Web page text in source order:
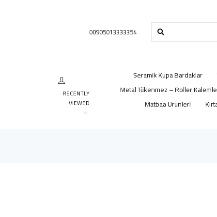
00905013333354
Seramik Kupa Bardaklar
Metal Tükenmez – Roller
Matbaa Ürünleri
RECENTLY
VIEWED